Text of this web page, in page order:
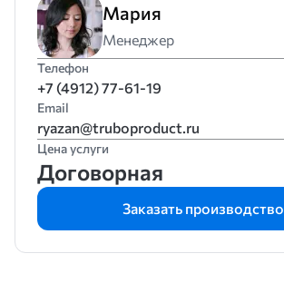
Мария
Менеджер
Телефон
+7 (4912) 77-61-19
Email
ryazan@truboproduct.ru
Цена услуги
Договорная
Заказать производство